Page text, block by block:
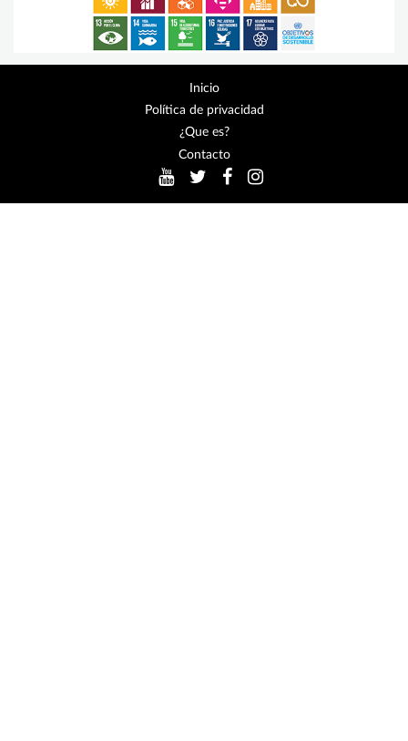
Inicio
Política de privacidad
¿Que es?
Contacto